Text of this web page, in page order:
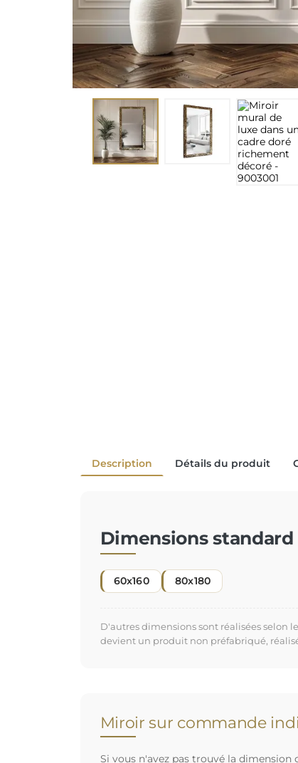
Description Détails du produit
Dimensions standard
60x160 80x180
D'autres dimensions sont réalisées
devient un produit non préfabriqué,
Miroir sur commande
Si vous n'avez pas trouvé la